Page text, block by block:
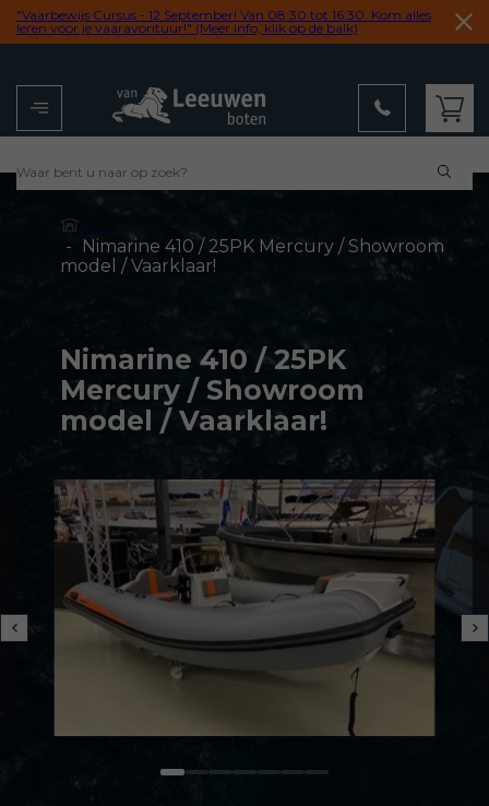
"Vaarbewijs Cursus - 12 September! Van 08:30 tot 16:30. Kom alles
leren voor je vaaravontuur!" (Meer info, klik op de balk)
Menu
- ...
-
Nimarine 410 / 25PK Mercury / Showroom
model / Vaarklaar!
Nimarine 410 / 25PK
Mercury / Showroom
model / Vaarklaar!